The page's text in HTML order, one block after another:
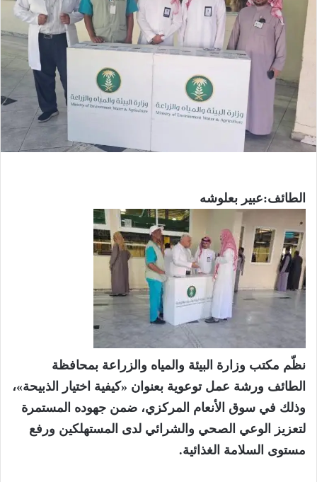
الطائف:عبير بعلوشه
‏نظّم مكتب وزارة البيئة والمياه والزراعة بمحافظة
الطائف ورشة عمل توعوية بعنوان «كيفية اختيار الذبيحة»،
وذلك في سوق الأنعام المركزي، ضمن جهوده المستمرة
لتعزيز الوعي الصحي والشرائي لدى المستهلكين ورفع
مستوى السلامة الغذائية.